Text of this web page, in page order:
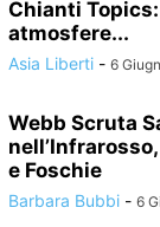
Chianti
atmosfere...
Asia Liberti - 6
Webb Scruta
e Foschie
Barbara Bubbi - 6